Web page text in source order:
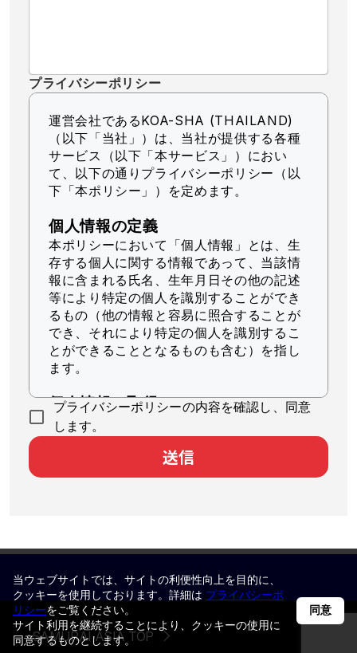
プライバシーポリシー
運営会社であるKOA-SHA (THAILAND)
（以下「当社」） は、当社が提供する各種
サービス（以下「本サービス」）におい
て、以下の通りプライバシーポリシー（以
下「本ポリシー」）を定めます。
個人情報の定義
本ポリシーにおいて「個人情報」とは、生
存する個人に関する情報であって、当該情
報に含まれる氏名、生年月日その他の記述
等により特定の個人を識別することができ
るもの（他の情報と容易に照合することが
でき、それにより特定の個人を識別するこ
とができることとなるものも含む）を指し
ます。
個人情報の取得
当社は、適法かつ公正な手段によって個人
情報を取得します。
個人情報の利用
本サービスのユーザ個人に対して最適
化された情報を配信するため
統計的分析により本サービスの品質向
上に役立てるため
本サービスに対するお問い合わせへの
プライバシーポリシーの内容を確認し、同意
します。
送信
SAMURAI ASIA TOP
当ウェブサイトでは、サイトの利便性向上を目的に、
クッキーを使用しております。詳細は プライバシーポ
リシーをご覧ください。
サイト利用を継続することにより、クッキーの使用に
同意するものとします。
同意